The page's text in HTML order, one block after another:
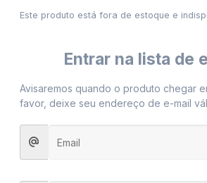
Este produto está fora de estoque e
Entrar na lista de
Avisaremos quando o produto chegar
favor, deixe seu endereço de e-mail